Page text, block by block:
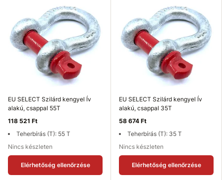
EU SELECT Szilárd kengyel Ív
alakú, csappal 55T
118 521 Ft
Teherbírás (T): 55 T
Nincs készleten
Elérhetőség ellenőrzése
EU SELECT Szilárd kengyel Ív
alakú, csappal 35T
58 674 Ft
Teherbírás (T): 35 T
Nincs készleten
Elérhetőség ellenőrzése